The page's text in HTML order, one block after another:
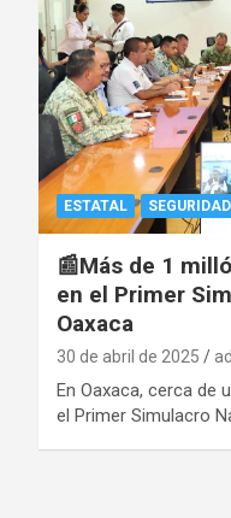
ESTATAL SEGURIDAD
📰Más de 1
en el Primer
Oaxaca
30 de abril de 2025
En Oaxaca, cerca de
el Primer Simulacro